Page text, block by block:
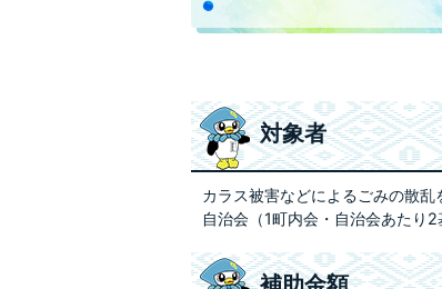
対象者
カラス被害などによるごみの散
自治会（1町内会・自治会あたり2